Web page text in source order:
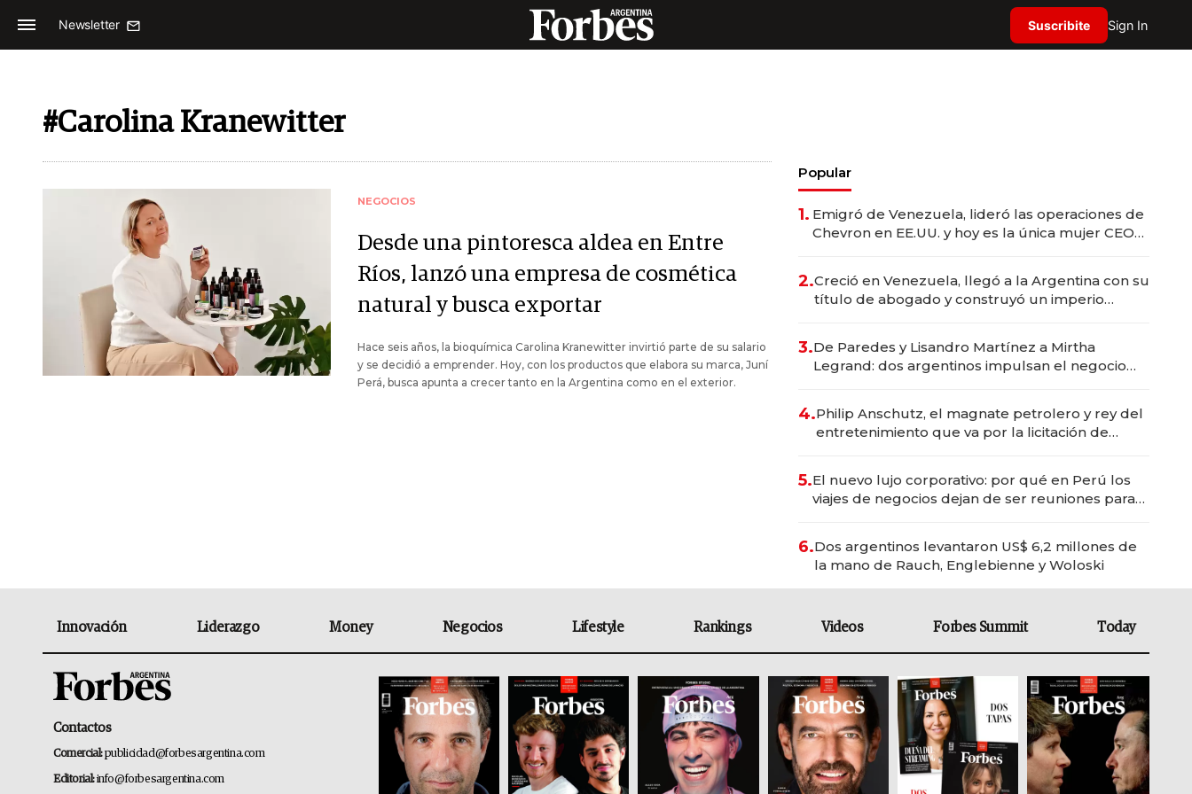
Newsletter Suscribite Sign In
#Carolina Kranewitter
NEGOCIOS
Desde una pintoresca aldea en Entre
Ríos, lanzó una empresa de cosmética
natural y busca exportar
Hace seis años, la bioquímica Carolina Kranewitter invirtió parte de su salario
y se decidió a emprender. Hoy, con los productos que elabora su marca, Juní
Perá, busca apunta a crecer tanto en la Argentina como en el exterior.
Popular
1. Emigró de Venezuela, lideró las operaciones de
Chevron en EE.UU. y hoy es la única mujer CEO
2.Creció en Venezuela, llegó a la Argentina con su
título de abogado y construyó un imperio
3.De Paredes y Lisandro Martínez a Mirtha
Legrand: dos argentinos impulsan el negocio
4.Philip Anschutz, el magnate petrolero y rey del
entretenimiento que va por la licitación de
5.El nuevo lujo corporativo: por qué en Perú los
viajes de negocios dejan de ser reuniones para
6.Dos argentinos levantaron US$ 6,2 millones de
la mano de Rauch, Englebienne y Woloski
Innovación Liderazgo Money Negocios Lifestyle Rankings Videos Forbes Summit Today
Contactos
Comercial:publicidad@forbesargentina.com
Editorial:info@forbesargentina.com